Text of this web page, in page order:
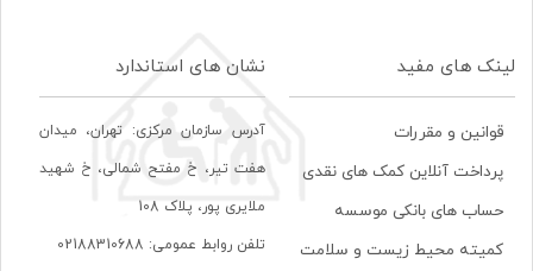
لینک های مفید
قوانین و مقررات
پرداخت آنلاین کمک های نقدی
حساب های بانکی موسسه
کمیته محیط زیست و سلامت
نشان های استاندارد
آدرس سازمان مرکزی: تهران، ميدان
هفت تير، خ مفتح شمالی، خ شهيد
ملايری پور، پلاک 108
تلفن روابط عمومی: 02188310688